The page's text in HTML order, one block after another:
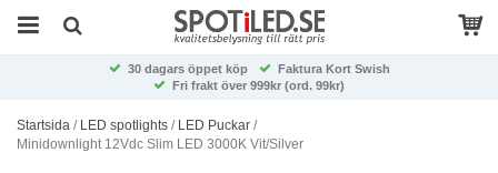
30 dagars öppet köp
Faktura Kort Swish
Fri frakt över 999kr (ord. 99kr)
Startsida / LED spotlights / LED Puckar /
Minidownlight 12Vdc Slim LED 3000K Vit/Silver